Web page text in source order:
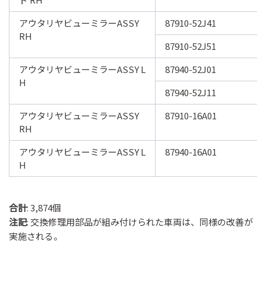
アウタリヤビューミラーASSY
RH
87910-52J41
87910-52J51
アウタリヤビューミラーASSY L
H
87940-52J01
87940-52J11
アウタリヤビューミラーASSY
RH
87910-16A01
アウタリヤビューミラーASSY L
H
87940-16A01
合計: 3,874個
注記: 交換修理用部品が組み付けられた車両は、同様の改善が
実施される。